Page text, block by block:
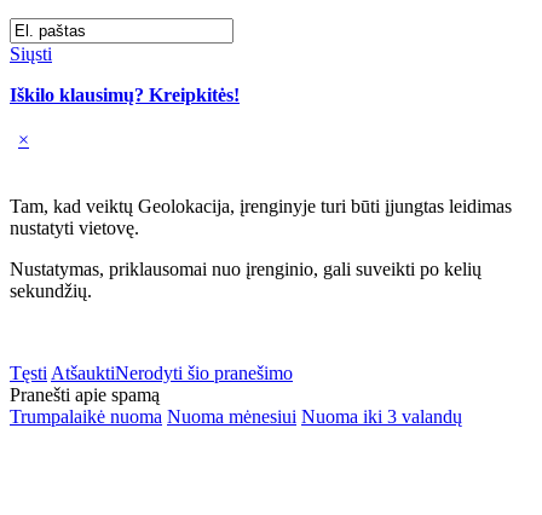
Siųsti
Iškilo klausimų? Kreipkitės!
×
Tam, kad veiktų Geolokacija, įrenginyje turi būti įjungtas leidimas
nustatyti vietovę.
Nustatymas, priklausomai nuo įrenginio, gali suveikti po kelių
sekundžių.
Tęsti AtšauktiNerodyti šio pranešimo
Pranešti apie spamą
Trumpalaikė nuoma Nuoma mėnesiui Nuoma iki 3 valandų